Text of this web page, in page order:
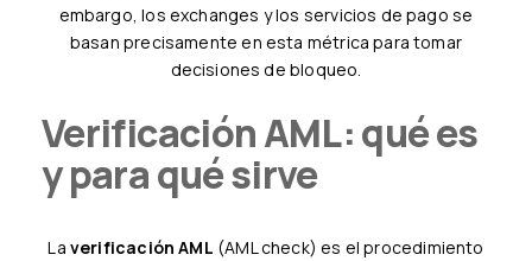
embargo, los exchanges y los servicios de pago se
basan precisamente en esta métrica para tomar
decisiones de bloqueo.
Verificación AML: qué es
y para qué sirve
La verificación AML (AML check) es el procedimiento